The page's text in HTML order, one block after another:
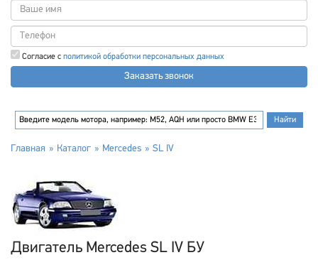
Согласие с политикой обработки персональных данных
Заказать звонок
Главная Каталог Mercedes SL IV
Двигатель Mercedes SL IV БУ